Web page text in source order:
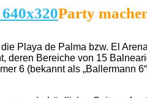
Party
Playa de Palma bzw. El
deren Bereiche von 15
6 (bekannt als „Ballermann